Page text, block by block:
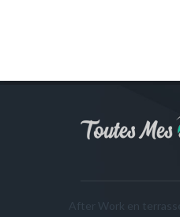
After Work en